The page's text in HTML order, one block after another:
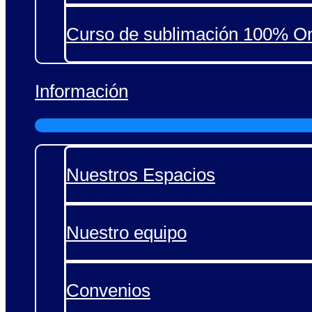
Curso de sublimación 100%
Información
Nuestros Espacios
Nuestro equipo
Convenios